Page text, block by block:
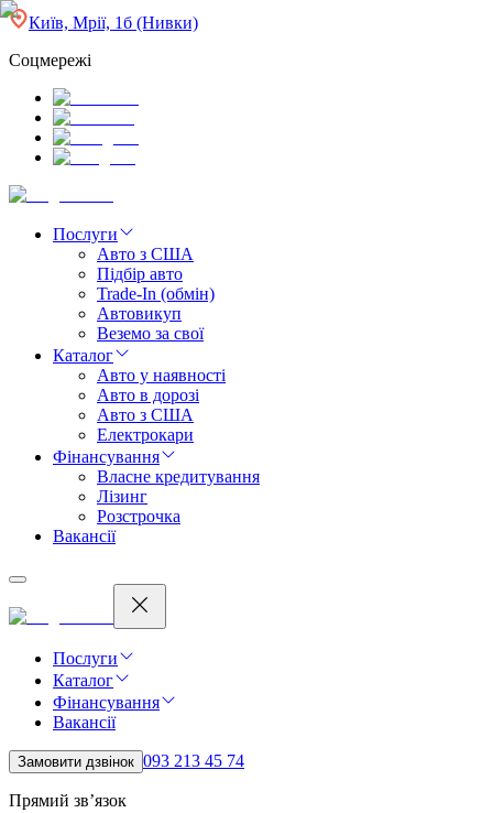
Київ, Мрії, 1б (Нивки)
Соцмережі
Послуги
Авто з США
Підбір авто
Trade-In (обмін)
Автовикуп
Веземо за свої
Каталог
Авто у наявності
Авто в дорозі
Авто з США
Електрокари
Фінансування
Власне кредитування
Лізинг
Розстрочка
Вакансії
Послуги
Каталог
Фінансування
Вакансії
Замовити дзвінок 093 213 45 74
Прямий зв’язок